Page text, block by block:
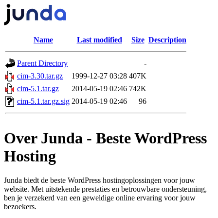
Name Last modified Size Description
Parent Directory
-
cim-3.30.tar.gz
1999-12-27 03:28 407K
cim-5.1.tar.gz
2014-05-19 02:46 742K
cim-5.1.tar.gz.sig 2014-05-19 02:46 96
Over Junda - Beste WordPress
Hosting
Junda biedt de beste WordPress hostingoplossingen voor jouw
website. Met uitstekende prestaties en betrouwbare ondersteuning,
ben je verzekerd van een geweldige online ervaring voor jouw
bezoekers.